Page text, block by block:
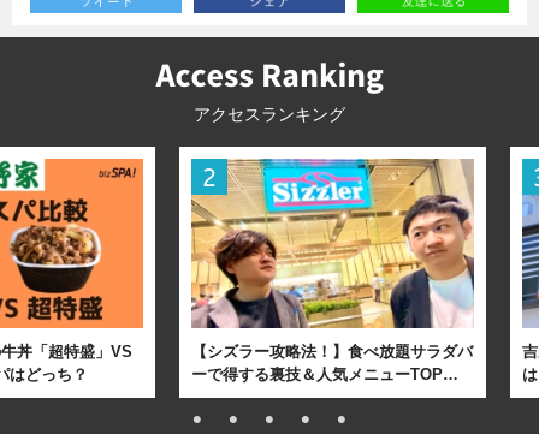
アクセスランキング
丼「超特盛」VS
はどっち？
【シズラー攻略法！】食べ放題サラダバ
ーで得する裏技＆人気メニューTOP…